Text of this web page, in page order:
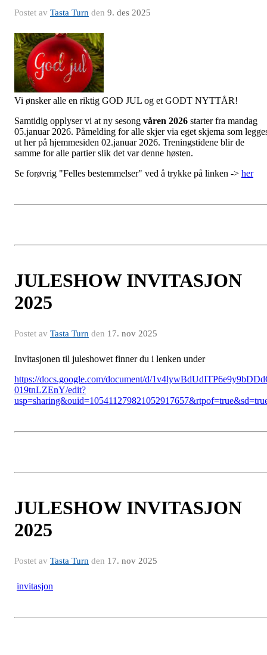
Postet av Tasta Turn den 9. des 2025
Vi ønsker alle en riktig GOD JUL og et GODT NYTTÅR!
Samtidig opplyser vi at ny sesong våren 2026 starter fra mandag
05.januar 2026. Påmelding for alle skjer via eget skjema som
ut her på hjemmesiden 02.januar 2026. Treningstidene blir de
samme for alle partier slik det var denne høsten.
Se forøvrig "Felles bestemmelser" ved å trykke på linken -> her
JULESHOW INVITASJON
2025
Postet av Tasta Turn den 17. nov 2025
Invitasjonen til juleshowet finner du i lenken under
https://docs.google.com/document/d/
019tnLZEnY/edit?
JULESHOW INVITASJON
2025
Postet av Tasta Turn den 17. nov 2025
invitasjon